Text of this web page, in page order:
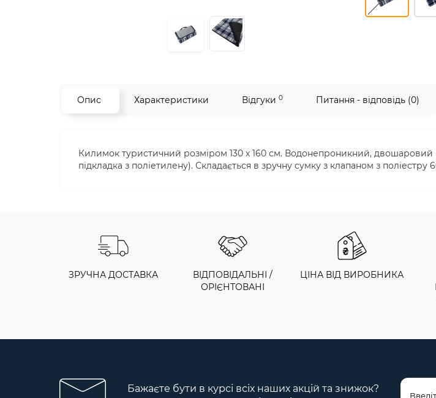
Опис Характеристики Відгуки 0 Питання - відповідь (0)
Килимок туристичний розміром 130 х 160 см. Водонепроникний, двошаровий
підкладка з поліетилену). Складається в зручну сумку з клапаном з поліестру
ЗРУЧНА ДОСТАВКА
ВІДПОВІДАЛЬНІ /
ОРІЄНТОВАНІ
ЦІНА ВІД ВИРОБНИКА
Бажаєте бути в курсі всіх наших акцій та знижок?